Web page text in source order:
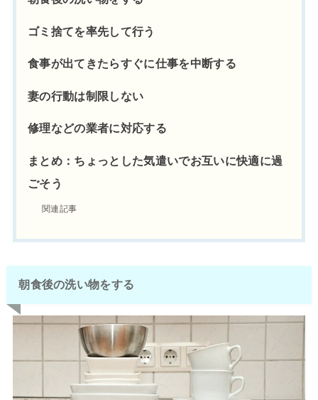
ゴミ捨てを率先して行う
食事が出てきたらすぐに仕事を中断する
妻の行動は制限しない
修理などの業者に対応する
まとめ：ちょっとした気遣いでお互いに快適に過
ごそう
関連記事
朝食後の洗い物をする